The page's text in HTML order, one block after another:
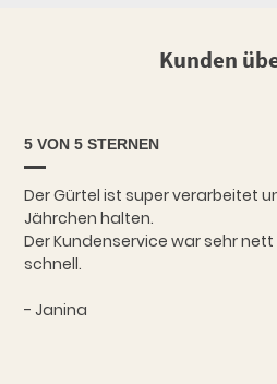
Kunden
5 VON 5 STERNEN
Der Gürtel ist super verarbeitet
Jährchen halten.
Der Kundenservice war sehr
schnell.
- Janina